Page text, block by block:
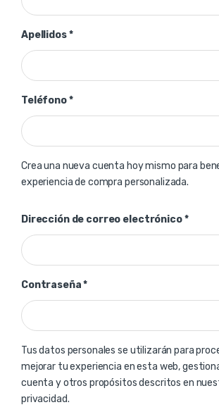
Apellidos*
Teléfono*
Crea una nueva cuenta hoy mismo para
experiencia de compra personalizada.
Dirección de correo electrónico*
Contraseña*Obligatorio
Tus datos personales se utilizarán para
mejorar tu experiencia en esta web,
cuenta y otros propósitos descritos en
privacidad.